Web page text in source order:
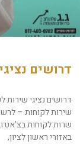
דרושים
דרושים נציגי שירות
שירות לקוחות –
שרות לקוחות בצ’אט
באזורי ראשון לציון,